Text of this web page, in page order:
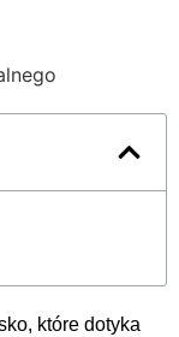
które dotyka